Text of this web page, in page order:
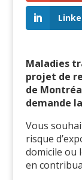
Maladies
projet de
de
demande
Vous
risque
domicile ou
en